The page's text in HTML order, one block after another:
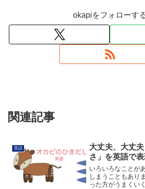
okapiをフォローす
関連記事
英語
大丈夫、大丈
さ」を英語で
いろいろなことが
しまうこともあり
った方がうまくい